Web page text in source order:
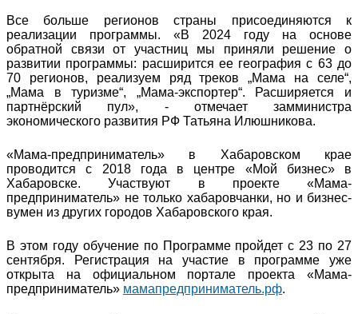
Все больше регионов страны присоединяются к
реализации программы. «В 2024 году на основе
обратной связи от участниц мы приняли решение о
развитии программы: расширится ее география с 63 до
70 регионов, реализуем ряд треков „Мама на селе“,
„Мама в туризме“, „Мама-экспортер“. Расширяется и
партнёрский пул», - отмечает замминистра
экономического развития РФ Татьяна Илюшникова.
«Мама-предприниматель» в Хабаровском крае
проводится с 2018 года в центре «Мой бизнес» в
Хабаровске. Участвуют в проекте «Мама-
предприниматель» не только хабаровчанки, но и бизнес-
вумен из других городов Хабаровского края.
В этом году обучение по Программе пройдет с 23 по 27
сентября. Регистрация на участие в программе уже
открыта на официальном портале проекта «Мама-
предприниматель» мамапредприниматель.рф.